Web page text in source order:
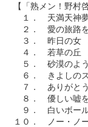
【「熟メン！野村
１． 天満天神
２． 愛の旅路
３． 昨日の女
４． 若草の丘
５． 砂漠のよ
６． きよしの
７． ありがと
８． 優しい嘘
９． 白いボー
１０． ノー・ノ